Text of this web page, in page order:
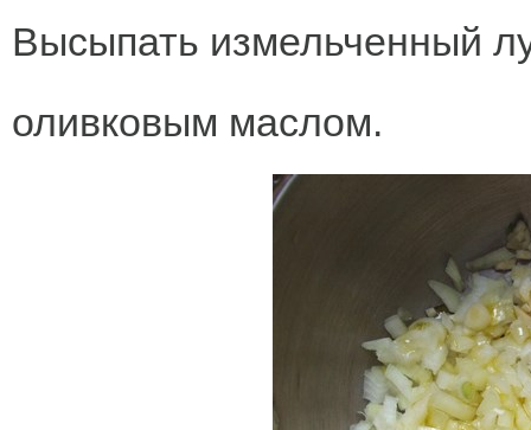
Высыпать измельченный
оливковым маслом.